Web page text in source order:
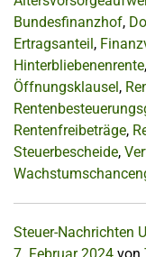
Bundesfinanzhof,
Ertragsanteil,
Hinterbliebenenrente,
Öffnungsklausel,
Rentenfreibeträge,
Steuerbescheide,
Steuer-Nachrichten